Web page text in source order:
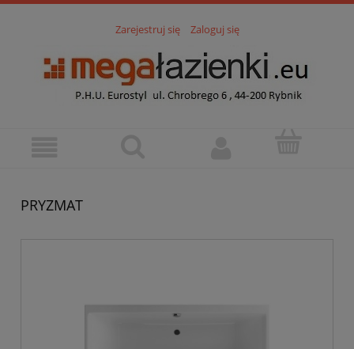
Zarejestruj się Zaloguj się
PRYZMAT